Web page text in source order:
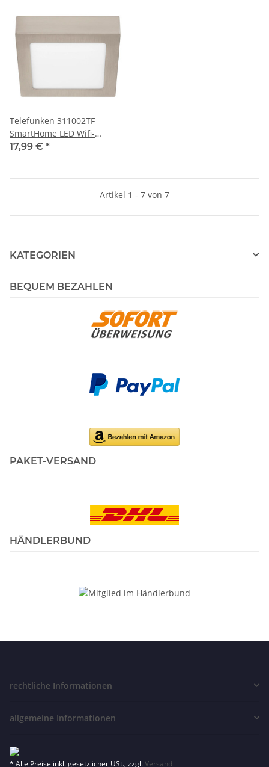
Telefunken 311002TF
SmartHome LED Wifi-
Aufbauleuchte 12W
17,99 € *
Artikel 1 - 7 von 7
KATEGORIEN
BEQUEM BEZAHLEN
PAKET-VERSAND
HÄNDLERBUND
rechtliche Informationen
allgemeine Informationen
* Alle Preise inkl. gesetzlicher USt., zzgl.Versand